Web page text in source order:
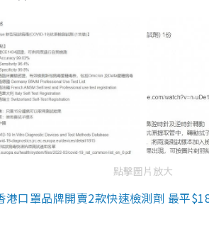
點擊圖片放大
港口罩品牌開賣2款快速檢測劑 最平